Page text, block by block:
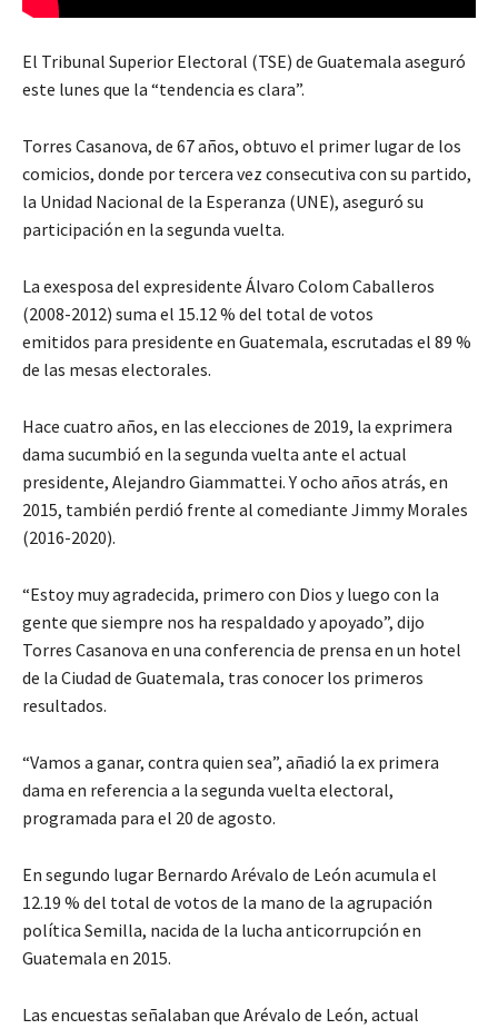
El Tribunal Superior Electoral (TSE) de Guatemala aseguró
este lunes que la “tendencia es clara”.
Torres Casanova, de 67 años, obtuvo el primer lugar de los
comicios, donde por tercera vez consecutiva con su partido,
la Unidad Nacional de la Esperanza (UNE), aseguró su
participación en la segunda vuelta.
La exesposa del expresidente Álvaro Colom Caballeros
(2008-2012) suma el 15.12 % del total de votos
emitidos para presidente en Guatemala, escrutadas el 89 %
de las mesas electorales.
Hace cuatro años, en las elecciones de 2019, la exprimera
dama sucumbió en la segunda vuelta ante el actual
presidente, Alejandro Giammattei. Y ocho años atrás, en
2015, también perdió frente al comediante Jimmy Morales
(2016-2020).
“Estoy muy agradecida, primero con Dios y luego con la
gente que siempre nos ha respaldado y apoyado”, dijo
Torres Casanova en una conferencia de prensa en un hotel
de la Ciudad de Guatemala, tras conocer los primeros
resultados.
“Vamos a ganar, contra quien sea”, añadió la ex primera
dama en referencia a la segunda vuelta electoral,
programada para el 20 de agosto.
En segundo lugar Bernardo Arévalo de León acumula el
12.19 % del total de votos de la mano de la agrupación
política Semilla, nacida de la lucha anticorrupción en
Guatemala en 2015.
Las encuestas señalaban que Arévalo de León, actual